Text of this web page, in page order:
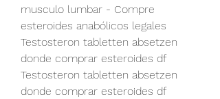
musculo lumbar - Compre
esteroides anabólicos legales
Testosteron tabletten absetzen
donde comprar esteroides df
Testosteron tabletten absetzen
donde comprar esteroides df